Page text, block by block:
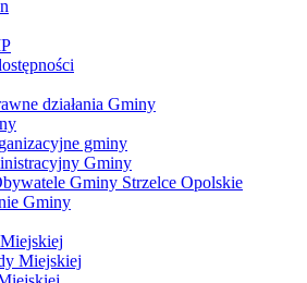
działania Gminy
gminy
Gminy
Gminy Strzelce Opolskie
Gminy
Miejskiej